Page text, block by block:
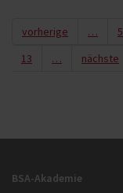
vorherige … 5
13
… nächste
BSA-Akademie